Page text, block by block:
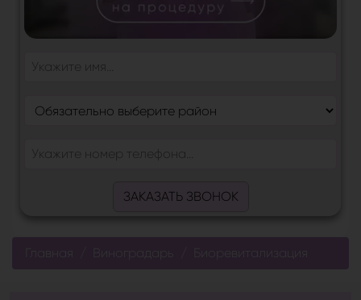
ЗАКАЗАТЬ ЗВОНОК
Главная Виноградарь Биоревитализация